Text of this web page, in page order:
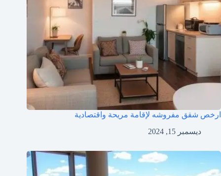
ارخص شقق مفروشه لإقامة مريحة واقتصادية
ديسمبر 15, 2024